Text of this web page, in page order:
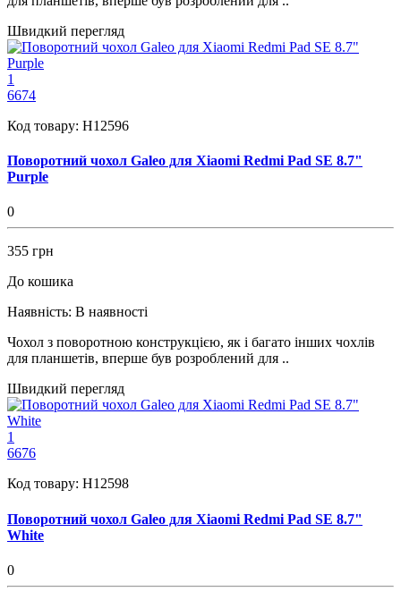
Швидкий перегляд
1
6674
Код товару: H12596
Поворотний чохол Galeo для Xiaomi Redmi Pad SE 8.7"
Purple
0
355 грн
До кошика
Наявність: В наявності
Чохол з поворотною конструкцією, як і багато інших чохлів
для планшетів, вперше був розроблений для ..
Швидкий перегляд
1
6676
Код товару: H12598
Поворотний чохол Galeo для Xiaomi Redmi Pad SE 8.7"
White
0